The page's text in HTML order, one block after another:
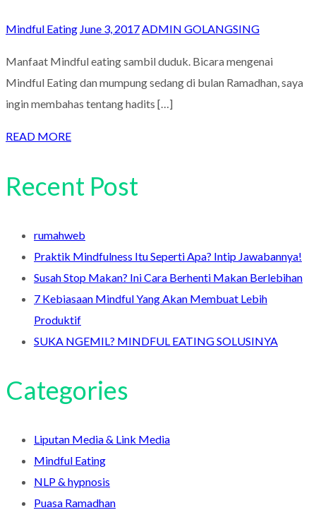
Mindful Eating June 3, 2017 ADMIN GOLANGSING
Manfaat Mindful eating sambil duduk. Bicara mengenai
Mindful Eating dan mumpung sedang di bulan Ramadhan, saya
ingin membahas tentang hadits […]
READ MORE
Recent Post
rumahweb
Praktik Mindfulness Itu Seperti Apa? Intip Jawabannya!
Susah Stop Makan? Ini Cara Berhenti Makan Berlebihan
7 Kebiasaan Mindful Yang Akan Membuat Lebih
Produktif
SUKA NGEMIL? MINDFUL EATING SOLUSINYA
Categories
Liputan Media & Link Media
Mindful Eating
NLP & hypnosis
Puasa Ramadhan